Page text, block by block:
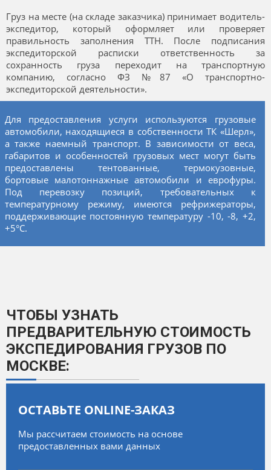
Груз на месте (на складе заказчика) принимает водитель-
экспедитор, который оформляет или проверяет
правильность заполнения ТТН. После подписания
экспедиторской расписки ответственность за
сохранность груза переходит на транспортную
компанию, согласно ФЗ №87 «О транспортно-
экспедиторской деятельности».
Для предоставления услуги используются грузовые
автомобили, находящиеся в собственности ТК «Шерл»,
а также наемный транспорт. В зависимости от веса,
габаритов и особенностей грузовых мест могут быть
предоставлены тентованные, термокузовные,
бортовые малотоннажные автомобили и еврофуры.
Под перевозку позиций, требовательных к
температурному режиму, имеются рефрижераторы,
поддерживающие постоянную температуру -10, -8, +2,
+5°C.
ЧТОБЫ УЗНАТЬ
ПРЕДВАРИТЕЛЬНУЮ СТОИМОСТЬ
ЭКСПЕДИРОВАНИЯ ГРУЗОВ ПО
МОСКВЕ:
ОСТАВЬТЕ ONLINE-ЗАКАЗ
Мы рассчитаем стоимость на основе
предоставленных вами данных